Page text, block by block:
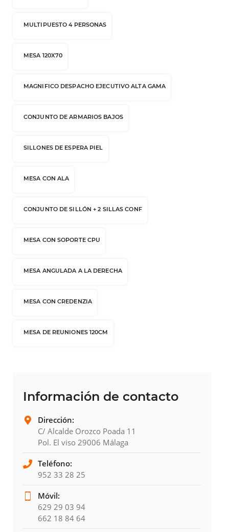
MULTIPUESTO 4 PERSONAS
MESA 120X70
MAGNIFICO DESPACHO EJECUTIVO ALTA GAMA
CONJUNTO DE ARMARIOS BAJOS
SILLONES DE ESPERA PIEL
MESA CON ALA
CONJUNTO DE SILLÓN + 2 SILLAS CONF
MESA CON SOPORTE CPU
MESA ANGULADA A LA DERECHA
MESA CON CREDENZIA
MESA DE REUNIONES 120CM
Información de contacto
Dirección:
C/ Alcalde Orozco Poada 11
Pol. El viso 29006 Málaga
Teléfono:
952 33 28 25
Móvil:
629 29 03 94
662 18 84 64